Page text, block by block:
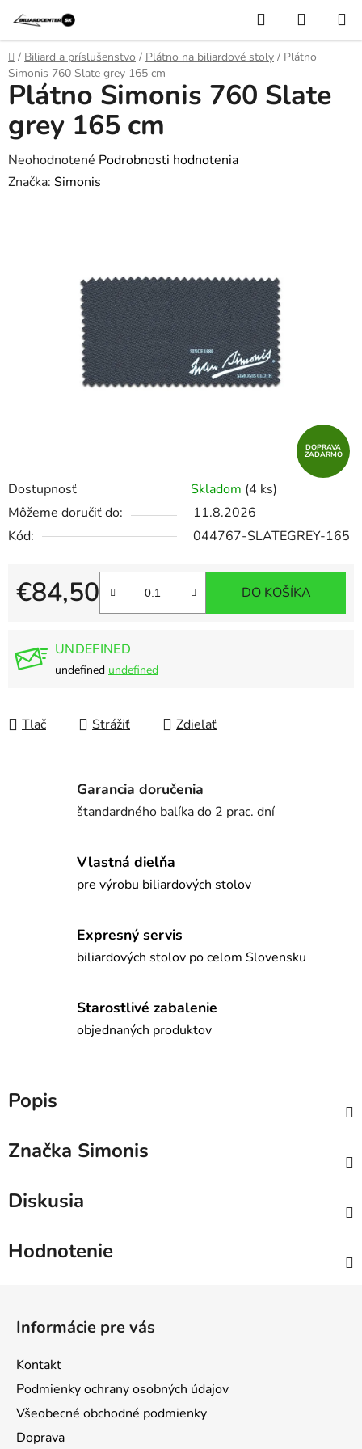
obsah
Hľadať
KOŠÍK
Domov
/ Biliard a príslušenstvo / Plátno na biliardové stoly / Plátno
Simonis 760 Slate grey 165 cm
Dostupnosť Skladom (4 ks)
Môžeme doručiť do:
11.8.2026
Kód:
044767-SLATEGREY-165
€84,50
Jednotková cena:
DO KOŠÍKA
UNDEFINED
undefined undefined
Tlač Strážiť Zdieľať
Plátno Simonis 760 Slate
grey 165 cm
Priemerné
hodnotenie
Neohodnotené Podrobnosti hodnotenia
Značka: Simonis
DOPRAVA
ZADARMO
Garancia doručenia
štandardného balíka do 2 prac. dní
Vlastná dielňa
pre výrobu biliardových stolov
Expresný servis
biliardových stolov po celom Slovensku
Starostlivé zabalenie
objednaných produktov
Popis
Značka Simonis
Diskusia
Hodnotenie
Informácie pre vás
Kontakt
Podmienky ochrany osobných údajov
Všeobecné obchodné podmienky
Doprava